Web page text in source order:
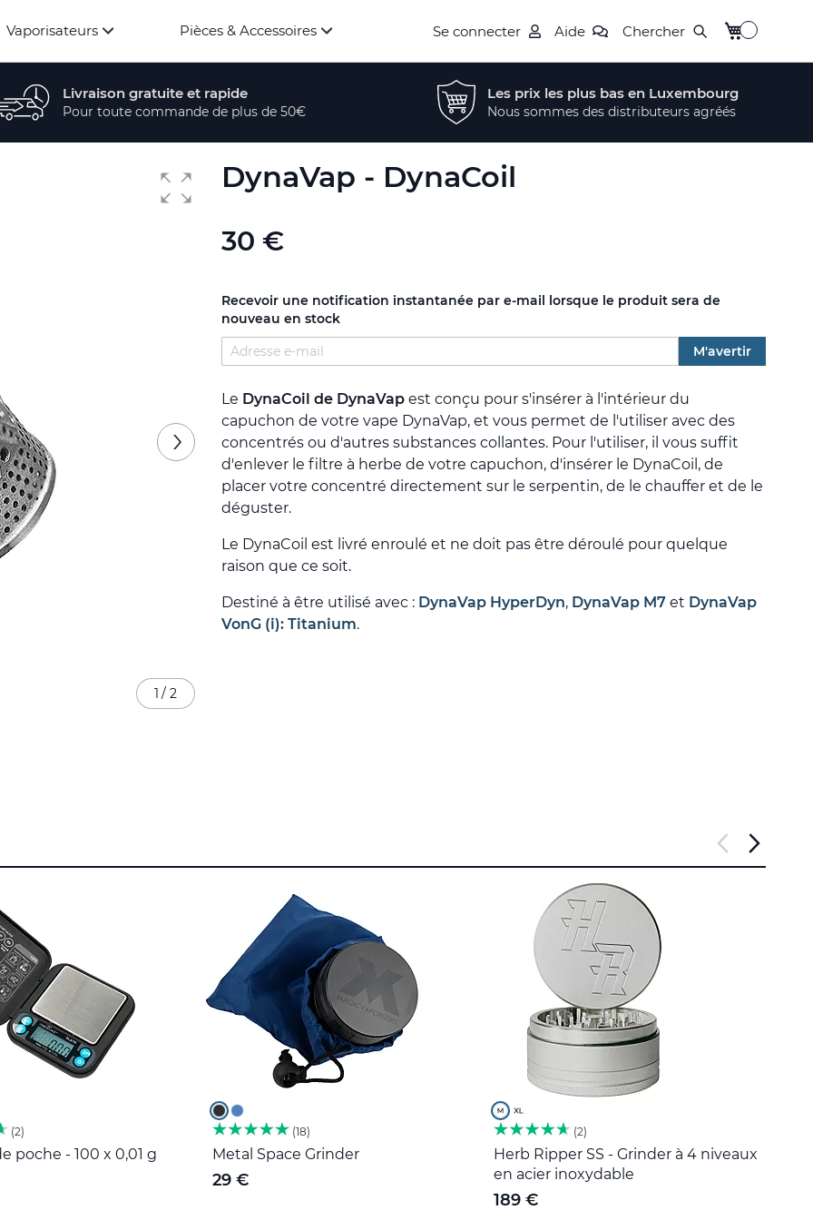
Vaporisateurs Pièces & Accessoires Se connecter Aide Chercher Mon panier
Livraison gratuite et rapide
Pour toute commande de plus de 50€
Les prix les plus bas en Luxembourg
Nous sommes des distributeurs agréés
DynaVap - DynaCoil
30 €
Recevoir une notification instantanée par e-mail lorsque le produit sera de
nouveau en stock
M'avertir
Le DynaCoil de DynaVap est conçu pour s'insérer à l'intérieur du
capuchon de votre vape DynaVap, et vous permet de l'utiliser avec des
concentrés ou d'autres substances collantes. Pour l'utiliser, il vous suffit
d'enlever le filtre à herbe de votre capuchon, d'insérer le DynaCoil, de
placer votre concentré directement sur le serpentin, de le chauffer et de le
déguster.
Le DynaCoil est livré enroulé et ne doit pas être déroulé pour quelque
raison que ce soit.
Destiné à être utilisé avec : DynaVap HyperDyn, DynaVap M7 et DynaVap
VonG (i): Titanium.
1 / 2
2
poche - 100 x 0,01 g
18
Metal Space Grinder
29 €
2
Herb Ripper SS - Grinder à 4 niveaux
en acier inoxydable
189 €